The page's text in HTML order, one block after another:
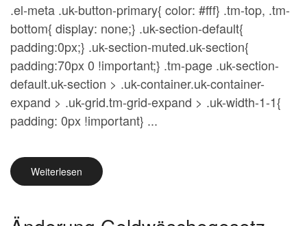
.el-meta .uk-button-primary{ color: #fff} .tm-top, .tm-
bottom{ display: none;} .uk-section-default{
padding:0px;} .uk-section-muted.uk-section{
padding:70px 0 !important;} .tm-page .uk-section-
default.uk-section > .uk-container.uk-container-
expand > .uk-grid.tm-grid-expand > .uk-width-1-1{
padding: 0px !important} ...
Weiterlesen